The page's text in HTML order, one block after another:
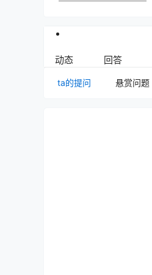
动态 回答
ta的提问 悬赏问题